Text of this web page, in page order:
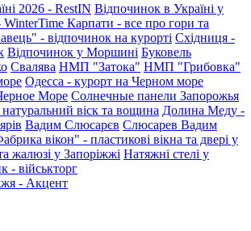
2026 - RestIN Відпочинок в Україні у
WinterTime Карпати - все про гори та
- відпочинок на курорті Східниця -
Відпочинок у Моршині Буковель
Свалява НМП "Затока" НМП "Грибовка"
Одесса - курорт на Черном море
Море Солнечные панели Запорожья
віск та вощина Долина Меду -
Вадим Слюсарєв Слюсарев Вадим
вікон" - пластикові вікна та двері у
жалюзі у Запоріжжі Натяжні стелі у
- військторг